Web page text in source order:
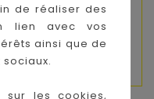
de réaliser des
lien avec vos
ainsi que de
sur les cookies,